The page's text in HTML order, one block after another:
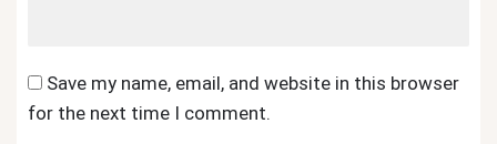
Save my name, email, and website in this browser
for the next time I comment.